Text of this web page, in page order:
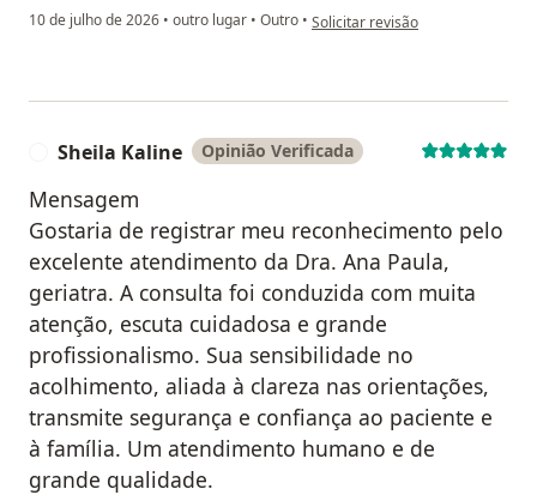
10 de julho de 2026 • outro lugar • Outro • na opinião do utilizador Cecília
Solicitar revisão
Sheila Kaline Opinião Verificada
Mensagem
Gostaria de registrar meu reconhecimento pelo
excelente atendimento da Dra. Ana Paula,
geriatra. A consulta foi conduzida com muita
atenção, escuta cuidadosa e grande
profissionalismo. Sua sensibilidade no
acolhimento, aliada à clareza nas orientações,
transmite segurança e confiança ao paciente e
à família. Um atendimento humano e de
grande qualidade.